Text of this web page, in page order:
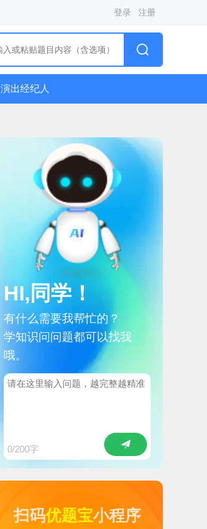
登录 注册
演出经纪人
HI,同学！
有什么需要我帮忙的？
学知识问问题都可以找我
哦。
0/200字
扫码优题宝小程序